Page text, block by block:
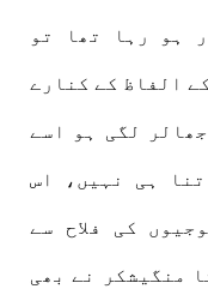
ہو رہا تھا تو
الفاظ کے کنارے
لگی ہو اسے
ہی نہیں، اس
کی فلاح سے
منگیشکر نے بھی